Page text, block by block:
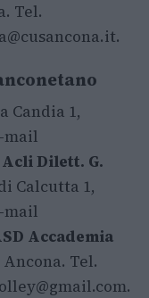
Tel.
.
Candia 1,
mail
Acli Dilett. G.
Calcutta 1,
mail
Accademia
Tel.
.